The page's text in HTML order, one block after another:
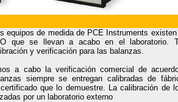
equipos de medida de PCE Instruments
que se llevan a acabo en el laboratorio.
y verificación para las balanzas.
a cabo la verificación comercial de
siempre se entregan calibradas de
que lo demuestre. La calibración de
por un laboratorio externo